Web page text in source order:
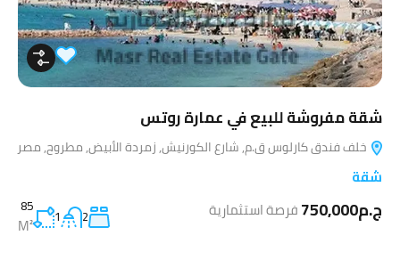
شقة مفروشة للبيع في عمارة روتس
خلف فندق كارلوس ق.م, شارع الكورنيش, زمردة الأبيض, مطروح, مصر
شقة
ج.م750,000 فرصة استثمارية 2
1
85
M²